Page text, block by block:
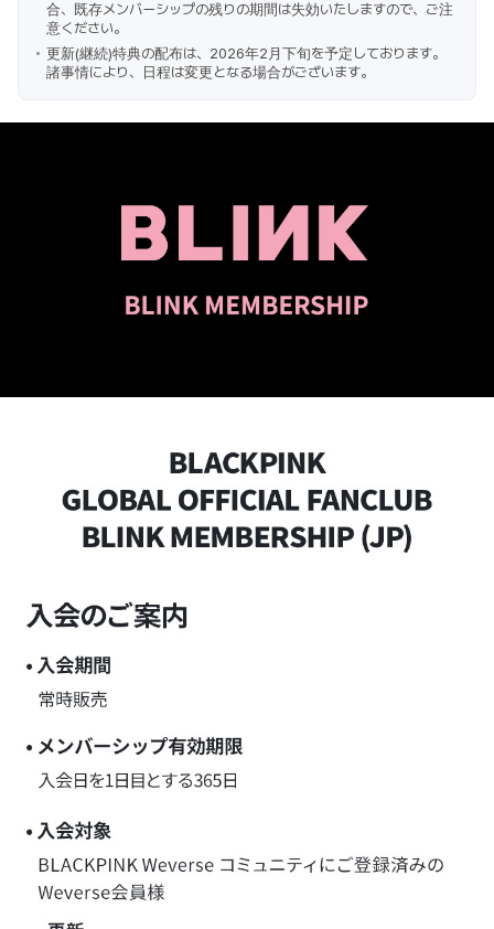
合、既存メンバーシップの残りの期間は失効いたしますので、ご注
意ください。
更新(継続)特典の配布は、2026年2月下旬を予定しております。
諸事情により、日程は変更となる場合がございます。